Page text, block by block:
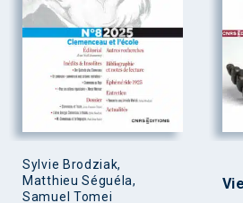
Sylvie Brodziak,
Matthieu Séguéla,
Samuel Tomei